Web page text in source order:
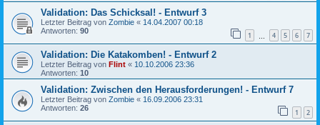
Validation: Das Schicksal! - Entwurf 3
Letzter Beitrag von Zombie « 14.04.2007 00:18
Antworten: 90 1 4 5 6 7
Validation: Die Katakomben! - Entwurf 2
Letzter Beitrag von Flint « 10.10.2006 23:36
Antworten: 10
Validation: Zwischen den Herausforderungen! - Entwurf 7
Letzter Beitrag von Zombie « 16.09.2006 23:31
Antworten: 26 1 2